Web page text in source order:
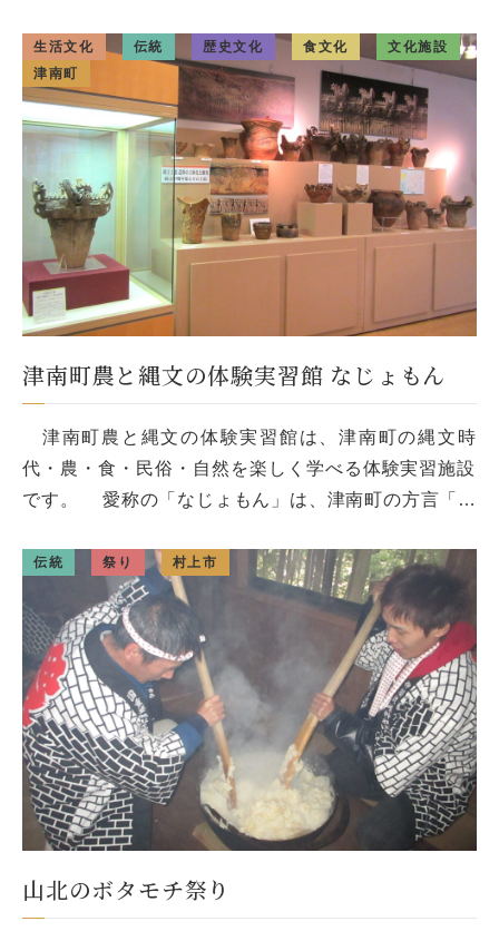
生活文化 伝統 歴史文化 食文化
文化施設
津南町
津南町農と縄文の体験実習館 なじょもん
津南町農と縄文の体験実習館は、津南町の縄文時
代・農・食・民俗・自然を楽しく学べる体験実習施設
です。 愛称の「なじょもん」は、津南町の方言「な
言葉で、「どうぞ来てください […]
伝統 祭り 村上市
山北のボタモチ祭り